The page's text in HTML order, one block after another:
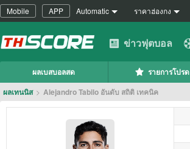
Mobile APP Automatic ราคาฮ่องกง
ข่าวฟุตบอล
ผลเบสบอลสด รายการโปรด
ผลเทนนิส > Alejandro Tabilo อันดับ สถิติ เทคนิค